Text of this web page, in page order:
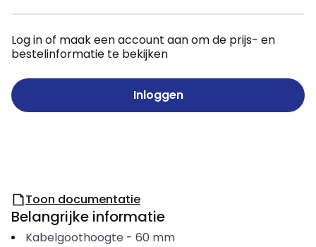
Log in of maak een account aan om de prijs- en
bestelinformatie te bekijken
Inloggen
Toon documentatie
Belangrijke informatie
Kabelgoothoogte - 60 mm